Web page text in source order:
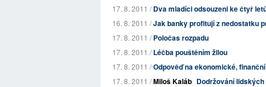
17. 8. 2011 /Dva mladíci odsouzeni ke čtyř
16. 8. 2011 /Jak banky profitují z nedostatku
17. 8. 2011 /Poločas rozpadu
17. 8. 2011 /Léčba pouštěním žilou
17. 8. 2011 /Odpověď na ekonomické,
17. 8. 2011 /Miloš Kaláb Dodržování